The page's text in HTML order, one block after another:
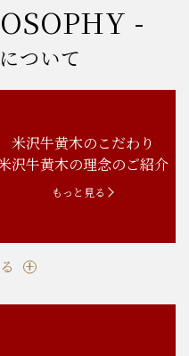
-
ついて
米沢牛黄木のこだわり
沢牛黄木の理念のご紹介
もっと見る